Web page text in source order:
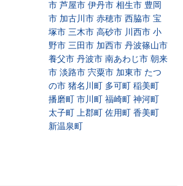
市 芦屋市 伊丹市 相生市 豊岡
市 加古川市 赤穂市 西脇市 宝
塚市 三木市 高砂市 川西市 小
野市 三田市 加西市 丹波篠山市
養父市 丹波市 南あわじ市 朝来
市 淡路市 宍粟市 加東市 たつ
の市 猪名川町 多可町 稲美町
播磨町 市川町 福崎町 神河町
太子町 上郡町 佐用町 香美町
新温泉町